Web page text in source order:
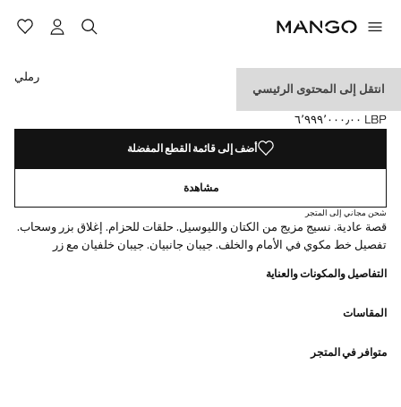
انتقل إلى المحتوى الرئيسي
بناطيل كتان بقصة ضيقة
السعر الحالي [LBP ٦٬٩٩٩٬٠٠٠٫٠٠ ]
LBP ٦٬٩٩٩٬٠٠٠٫٠٠
حدد اللون
اللون كحلي غامق
تم اختيار اللون رملي
اللون شوكولاتة
رملي
أضف إلى قائمة القطع المفضلة
مشاهدة
شحن مجاني إلى المتجر
قصة عادية. نسيج مزيج من الكتان والليوسيل. حلقات للحزام. إغلاق بزر وسحاب.
تفصيل خط مكوي في الأمام والخلف. جيبان جانبيان. جيبان خلفيان مع زر
التفاصيل والمكونات والعناية
المقاسات
متوافر في المتجر